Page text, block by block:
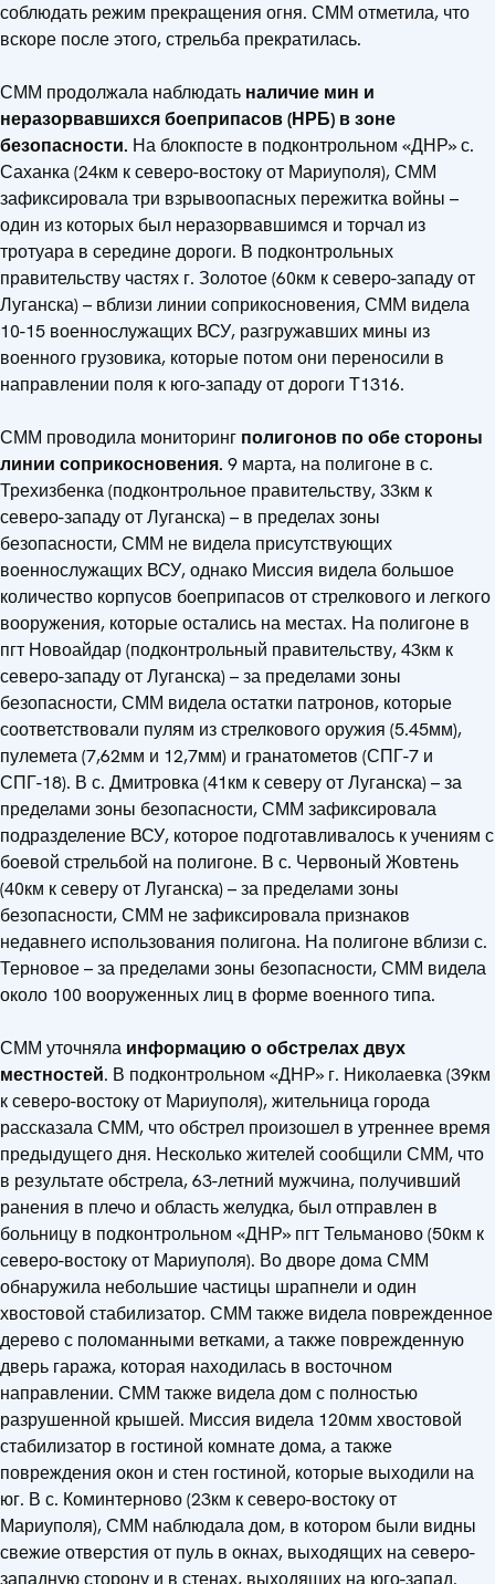
соблюдать режим прекращения огня. СММ отметила, что
вскоре после этого, стрельба прекратилась.
СММ продолжала наблюдать наличие мин и
неразорвавшихся боеприпасов (НРБ) в зоне
безопасности. На блокпосте в подконтрольном «ДНР» с.
Саханка (24км к северо-востоку от Мариуполя), СММ
зафиксировала три взрывоопасных пережитка войны –
один из которых был неразорвавшимся и торчал из
тротуара в середине дороги. В подконтрольных
правительству частях г. Золотое (60км к северо-западу от
Луганска) – вблизи линии соприкосновения, СММ видела
10-15 военнослужащих ВСУ, разгружавших мины из
военного грузовика, которые потом они переносили в
направлении поля к юго-западу от дороги Т1316.
СММ проводила мониторинг полигонов по обе стороны
линии соприкосновения. 9 марта, на полигоне в с.
Трехизбенка (подконтрольное правительству, 33км к
северо-западу от Луганска) – в пределах зоны
безопасности, СММ не видела присутствующих
военнослужащих ВСУ, однако Миссия видела большое
количество корпусов боеприпасов от стрелкового и легкого
вооружения, которые остались на местах. На полигоне в
пгт Новоайдар (подконтрольный правительству, 43км к
северо-западу от Луганска) – за пределами зоны
безопасности, СММ видела остатки патронов, которые
соответствовали пулям из стрелкового оружия (5.45мм),
пулемета (7,62мм и 12,7мм) и гранатометов (СПГ-7 и
СПГ-18). В с. Дмитровка (41км к северу от Луганска) – за
пределами зоны безопасности, СММ зафиксировала
подразделение ВСУ, которое подготавливалось к учениям с
боевой стрельбой на полигоне. В с. Червоный Жовтень
(40км к северу от Луганска) – за пределами зоны
безопасности, СММ не зафиксировала признаков
недавнего использования полигона. На полигоне вблизи с.
Терновое – за пределами зоны безопасности, СММ видела
около 100 вооруженных лиц в форме военного типа.
СММ уточняла информацию о обстрелах двух
местностей. В подконтрольном «ДНР» г. Николаевка (39км
к северо-востоку от Мариуполя), жительница города
рассказала СММ, что обстрел произошел в утреннее время
предыдущего дня. Несколько жителей сообщили СММ, что
в результате обстрела, 63-летний мужчина, получивший
ранения в плечо и область желудка, был отправлен в
больницу в подконтрольном «ДНР» пгт Тельманово (50км к
северо-востоку от Мариуполя). Во дворе дома СММ
обнаружила небольшие частицы шрапнели и один
хвостовой стабилизатор. СММ также видела поврежденное
дерево с поломанными ветками, а также поврежденную
дверь гаража, которая находилась в восточном
направлении. СММ также видела дом с полностью
разрушенной крышей. Миссия видела 120мм хвостовой
стабилизатор в гостиной комнате дома, а также
повреждения окон и стен гостиной, которые выходили на
юг. В с. Коминтерново (23км к северо-востоку от
Мариуполя), СММ наблюдала дом, в котором были видны
свежие отверстия от пуль в окнах, выходящих на северо-